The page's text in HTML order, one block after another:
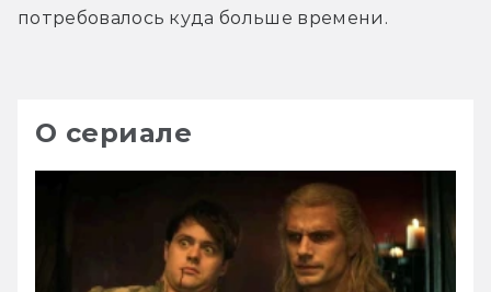
потребовалось куда больше времени.
О сериале